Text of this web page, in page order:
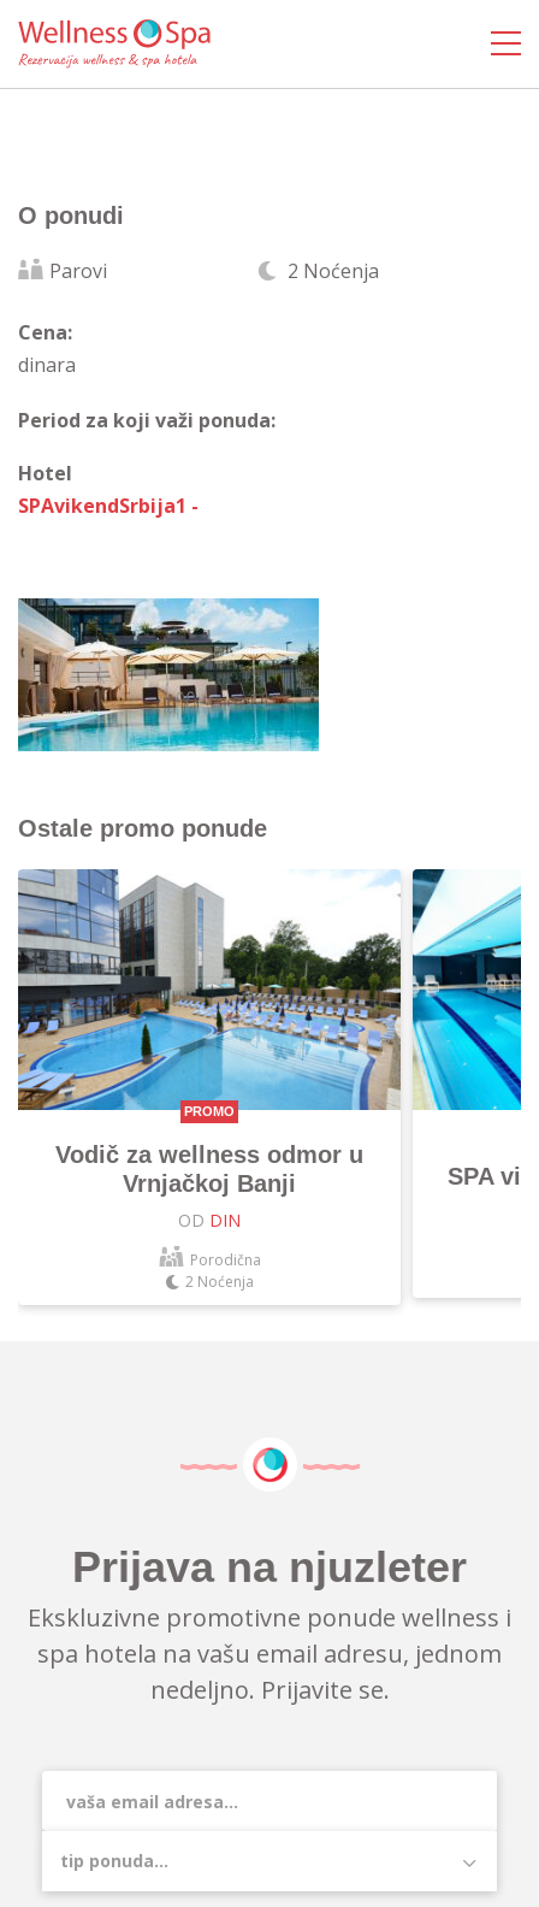
O ponudi
Parovi 2 Noćenja
Cena:
dinara
Period za koji važi ponuda:
Hotel
SPAvikendSrbija1 -
Ostale promo ponude
PROMO
Vodič za wellness odmor u
Vrnjačkoj Banji
OD DIN
Porodična
2 Noćenja
SPA
Prijava na njuzleter
Ekskluzivne promotivne ponude wellness i
spa hotela na vašu email adresu, jednom
nedeljno. Prijavite se.